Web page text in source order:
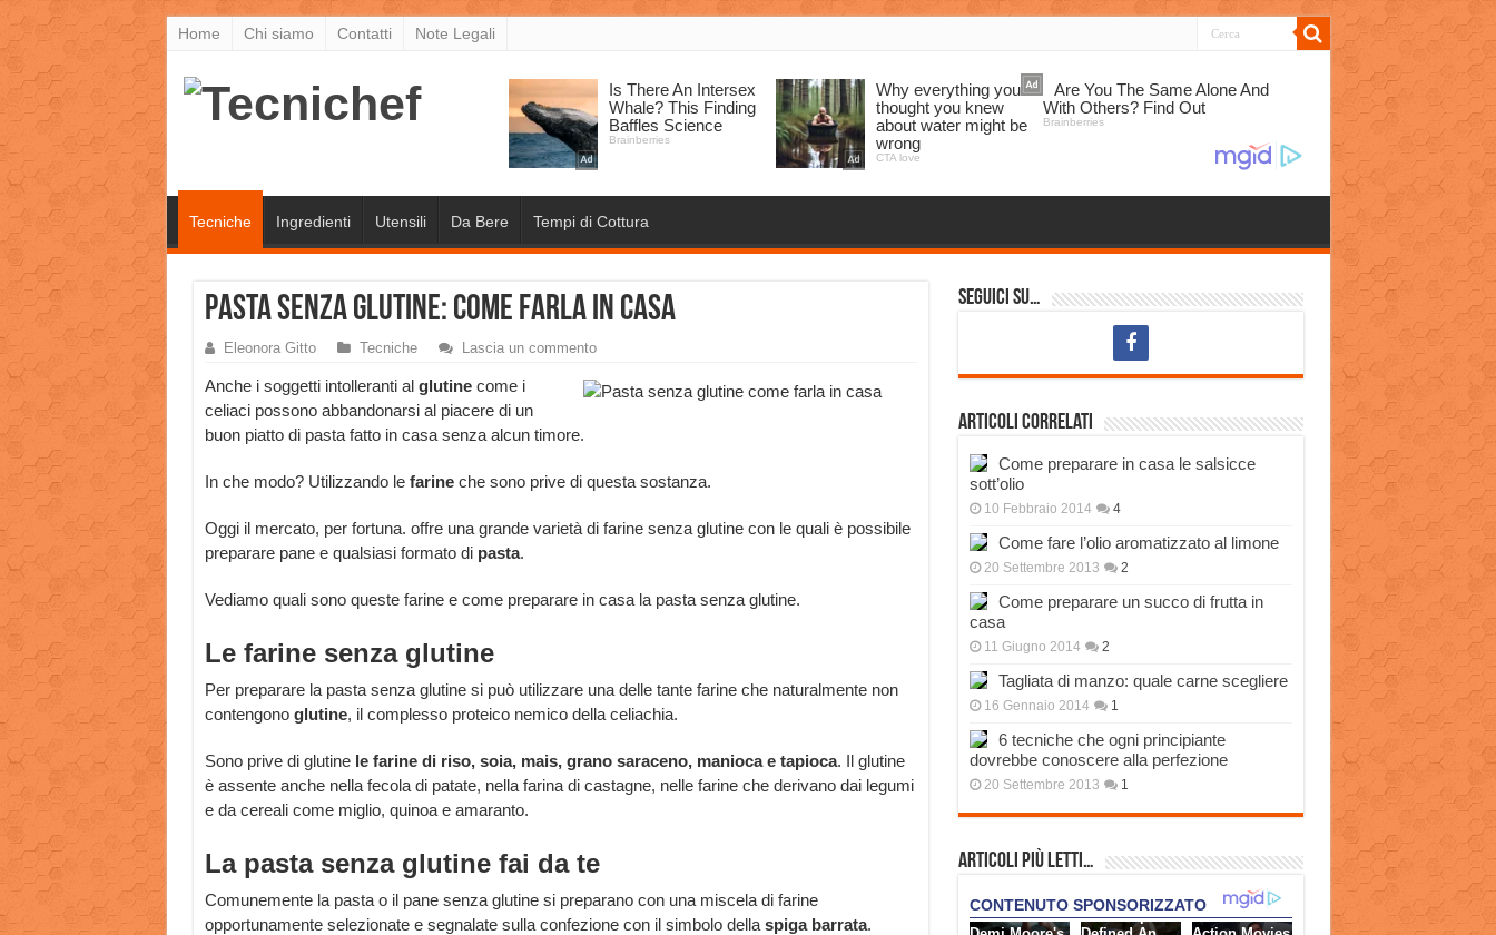
Home Chi siamo Contatti Note Legali
Tecniche Ingredienti Utensili Da Bere Tempi di Cottura
Pasta senza glutine: come farla in casa
Eleonora Gitto Tecniche Lascia un commento
Anche i soggetti intolleranti al glutinecome i
celiaci possono abbandonarsi al piacere di un
buon piatto di pasta fatto in casa senza alcun timore.
In che modo? Utilizzando lefarineche sono prive di questa sostanza.
Oggi il mercato, per fortuna. offre una grande varietà di farine senza glutine con le quali è possibile
preparare pane e qualsiasi formato dipasta.
Vediamo quali sono queste farine e come preparare in casa la pasta senza glutine.
Le farine senza glutine
Per preparare la pasta senza glutine si può utilizzare una delle tante farine che naturalmente non
contengono glutine, il complesso proteico nemico della celiachia.
Sono prive di glutine le farine di riso, soia, mais, grano saraceno, manioca e tapioca. Il glutine
è assente anche nella fecola di patate, nella farina di castagne, nelle farine che derivano dai legumi
e da cereali come miglio, quinoa e amaranto.
La pasta senza glutine fai da te
Comunemente la pasta o il pane senza glutine si preparano con una miscela di farine
opportunamente selezionate e segnalate sulla confezione con il simbolo dellaspiga barrata.
Seguici su…
Articoli correlati
Come preparare in casa le salsicce
sott’olio
10 Febbraio 2014 4
Come fare l’olio aromatizzato al limone
20 Settembre 2013 2
Come preparare un succo di frutta in
casa
11 Giugno 2014 2
Tagliata di manzo: quale carne scegliere
16 Gennaio 2014 1
6 tecniche che ogni principiante
dovrebbe conoscere alla perfezione
20 Settembre 2013 1
Articoli più Letti…